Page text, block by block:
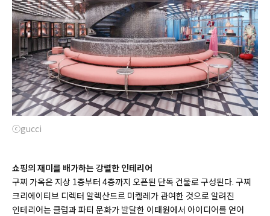
ⓒgucci
쇼핑의 재미를 배가하는 강렬한 인테리어
구찌 가옥은 지상 1층부터 4층까지 오픈된 단독 건물로 구성된다. 구찌
크리에이티브 디렉터 알렉산드르 미켈레가 관여한 것으로 알려진
인테리어는 클럽과 파티 문화가 발달한 이태원에서 아이디어를 얻어